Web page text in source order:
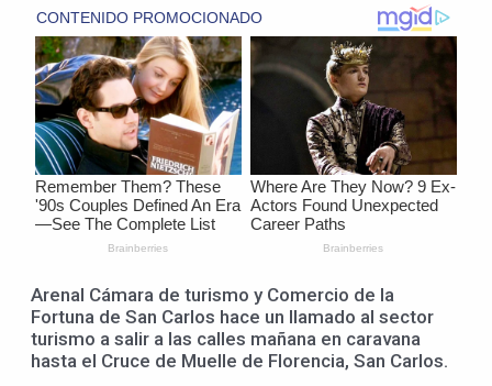
Arenal Cámara de turismo y Comercio de la
Fortuna de San Carlos hace un llamado al sector
turismo a salir a las calles mañana en caravana
hasta el Cruce de Muelle de Florencia, San Carlos.